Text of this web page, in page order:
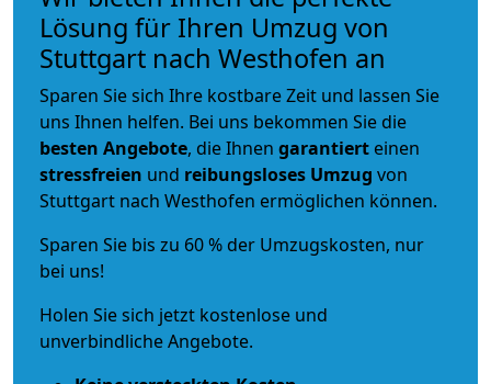
Lösung für Ihren Umzug von
Stuttgart nach Westhofen an
Sparen Sie sich Ihre kostbare Zeit und lassen Sie
uns Ihnen helfen. Bei uns bekommen Sie die
besten Angebote, die Ihnen garantiert einen
stressfreien und reibungsloses Umzug von
Stuttgart nach Westhofen ermöglichen können.
Sparen Sie bis zu 60 % der Umzugskosten, nur
bei uns!
Holen Sie sich jetzt kostenlose und
unverbindliche Angebote.